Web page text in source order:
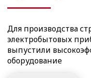
Для производства
электробытовых
выпустили
оборудование